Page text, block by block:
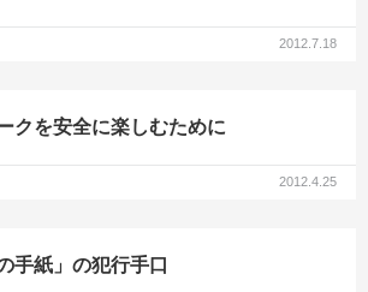
2012.7.18
クを安全に楽しむために
2012.4.25
手紙」の犯行手口